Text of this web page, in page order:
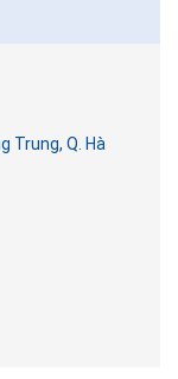
Trung, Q. Hà